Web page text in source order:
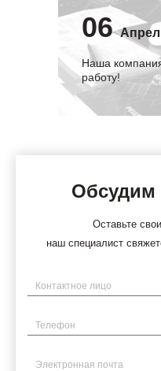
06
Наша
работу!
Обсудим
Оставьте
наш специалист
Имя
Телефон
Электронная почта